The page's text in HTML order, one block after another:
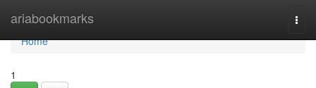
ariabookmarks
Home
Home
1